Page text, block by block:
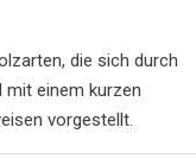
die sich durch
mit einem kurzen
vorgestellt.